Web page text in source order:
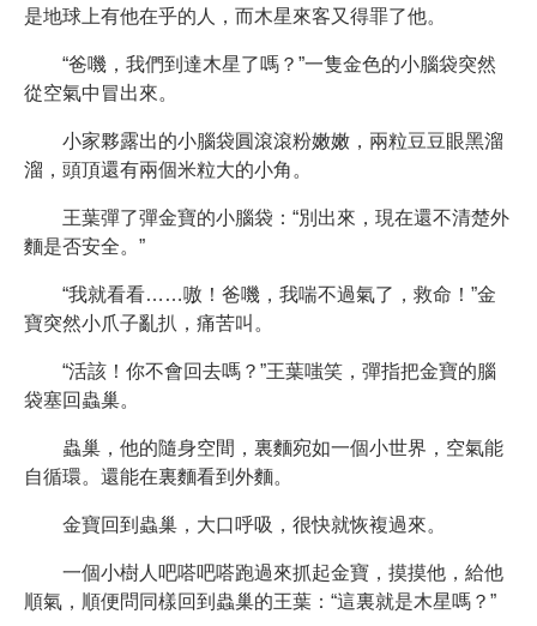
是地球上有他在乎的人，而木星來客又得罪了他。
“爸嘰，我們到達木星了嗎？”一隻金色的小腦袋突然
從空氣中冒出來。
小家夥露出的小腦袋圓滾滾粉嫩嫩，兩粒豆豆眼黑溜
溜，頭頂還有兩個米粒大的小角。
王葉彈了彈金寶的小腦袋：“別出來，現在還不清楚外
麵是否安全。”
“我就看看……嗷！爸嘰，我喘不過氣了，救命！”金
寶突然小爪子亂扒，痛苦叫。
“活該！你不會回去嗎？”王葉嗤笑，彈指把金寶的腦
袋塞回蟲巢。
蟲巢，他的隨身空間，裏麵宛如一個小世界，空氣能
自循環。還能在裏麵看到外麵。
金寶回到蟲巢，大口呼吸，很快就恢複過來。
一個小樹人吧嗒吧嗒跑過來抓起金寶，摸摸他，給他
順氣，順便問同樣回到蟲巢的王葉：“這裏就是木星嗎？”